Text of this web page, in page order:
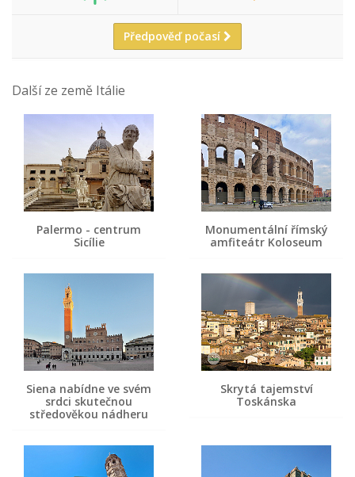
Předpověď počasí
Další ze země Itálie
Palermo - centrum
Sicílie
Monumentální římský
amfiteátr Koloseum
Siena nabídne ve svém
srdci skutečnou
středověkou nádheru
Skrytá tajemství
Toskánska